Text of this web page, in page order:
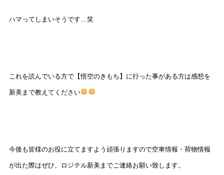
ハマってしまいそうです…笑
これを読んでいる方で【悟空のきもち】に行った事がある方は感想を
新美まで教えてください
今後も皆様のお役に立てますよう頑張りますので空車情報・荷物情報
が出た際はぜひ、ロジテル新美までご連絡お願い致します。